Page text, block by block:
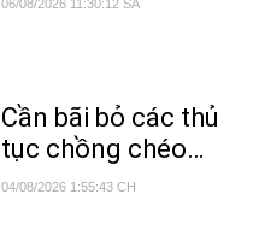
06/08/2026 11:30:12 SA
Cần bãi bỏ các thủ
tục chồng chéo
trong lĩnh vực nông
04/08/2026 1:55:43 CH